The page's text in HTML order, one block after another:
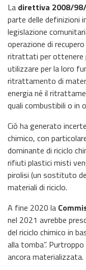
La direttiva 2008/98/
parte delle definizioni
legislazione
operazione di
ritrattati per ottenere
utilizzare per la loro
ritrattamento di
energia né il
quali combustibili o in
Ciò ha generato
chimico, con
dominante di riciclo
rifiuti plastici misti
pirolisi (un sostituto
materiali di riciclo.
A fine 2020 la
nel 2021 avrebbe
del riciclo chimico in
alla tomba”.
ancora materializzata.